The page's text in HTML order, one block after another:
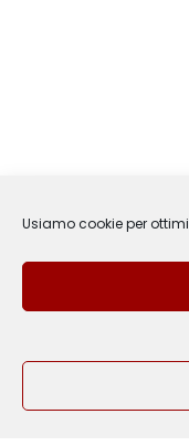
Usiamo cookie per
Hai